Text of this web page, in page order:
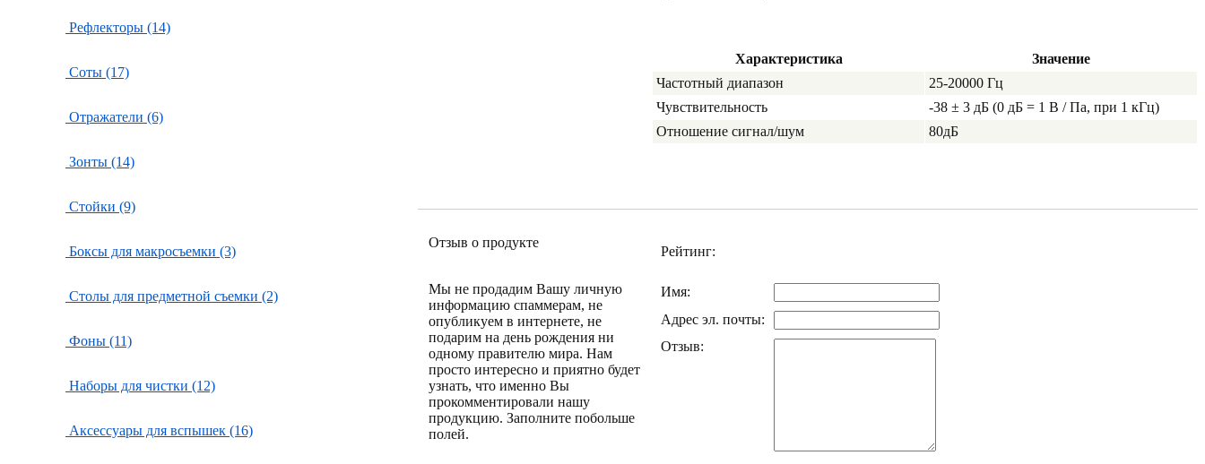
Рефлекторы (14)
Соты (17)
Отражатели (6)
Зонты (14)
Стойки (9)
Боксы для макросъемки (3)
Столы для предметной съемки (2)
Фоны (11)
Наборы для чистки (12)
Аксессуары для вспышек (16)
Характеристика
Значение
Частотный диапазон
25-20000 Гц
Чувствительность
-38 ± 3 дБ (0 дБ = 1 В / Па, при 1 кГц)
Отношение сигнал/шум
80дБ
Отзыв о продукте
Мы не продадим Вашу личную
информацию спаммерам, не
опубликуем в интернете, не
подарим на день рождения ни
одному правителю мира. Нам
просто интересно и приятно будет
узнать, что именно Вы
прокомментировали нашу
продукцию. Заполните побольше
полей.
Рейтинг:
Имя:
Адрес эл. почты:
Отзыв: